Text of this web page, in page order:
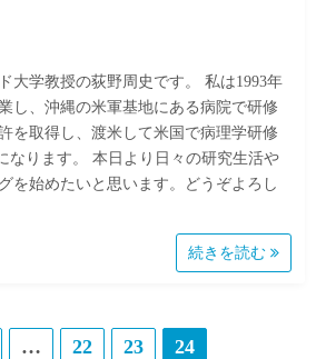
大学教授の荻野周史です。 私は1993年
し、沖縄の米軍基地にある病院で研修
を取得し、渡米して米国で病理学研修
なります。 本日より日々の研究生活や
を始めたいと思います。どうぞよろし
続きを読む
… 22 23 24